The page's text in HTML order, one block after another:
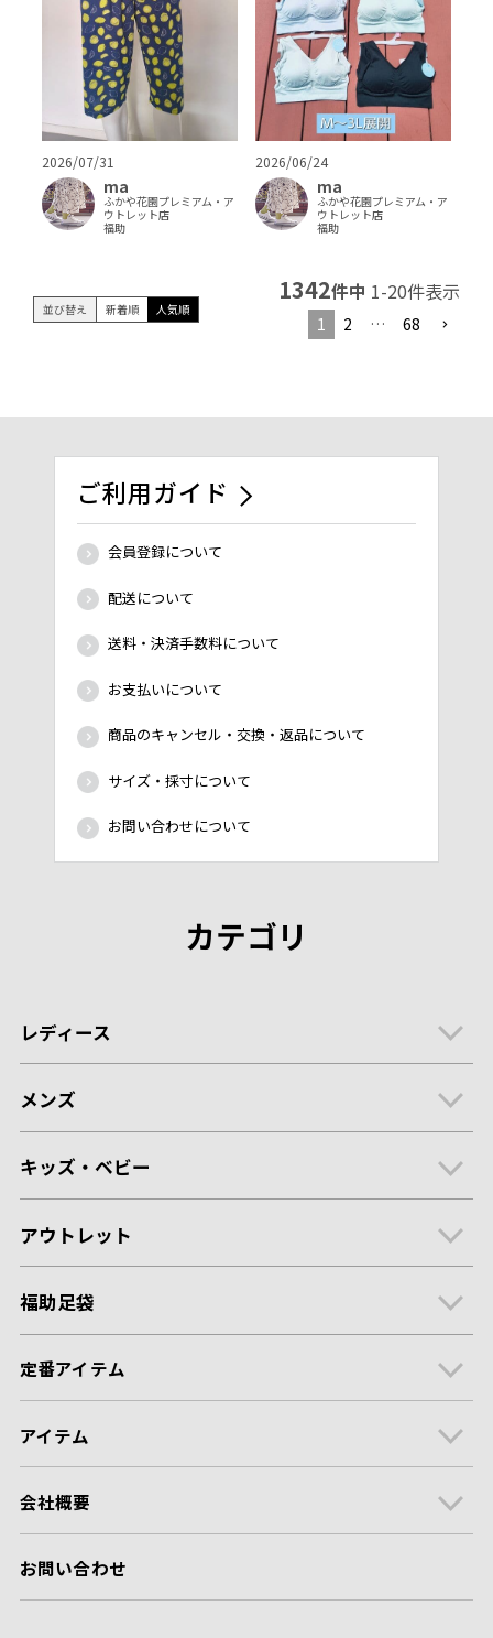
2026/07/31
ma
ふかや花園プレミアム・ア
ウトレット店
福助
2026/06/24
ma
ふかや花園プレミアム・ア
ウトレット店
福助
並び替え 新着順 人気順
1342件中 1-20件表示
1 2 … 68
ご利用ガイド
会員登録について
配送について
送料・決済手数料について
お支払いについて
商品のキャンセル・交換・返品について
サイズ・採寸について
お問い合わせについて
カテゴリ
レディース
メンズ
キッズ・ベビー
アウトレット
福助足袋
定番アイテム
アイテム
会社概要
お問い合わせ